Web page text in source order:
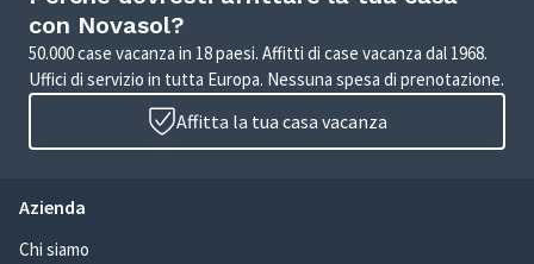
con Novasol?
50.000 case vacanza in 18 paesi. Affitti di case vacanza dal 1968.
Uffici di servizio in tutta Europa. Nessuna spesa di prenotazione.
Affitta la tua casa vacanza
Azienda
Chi siamo